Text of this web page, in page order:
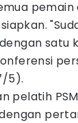
satu
5).
pelatih